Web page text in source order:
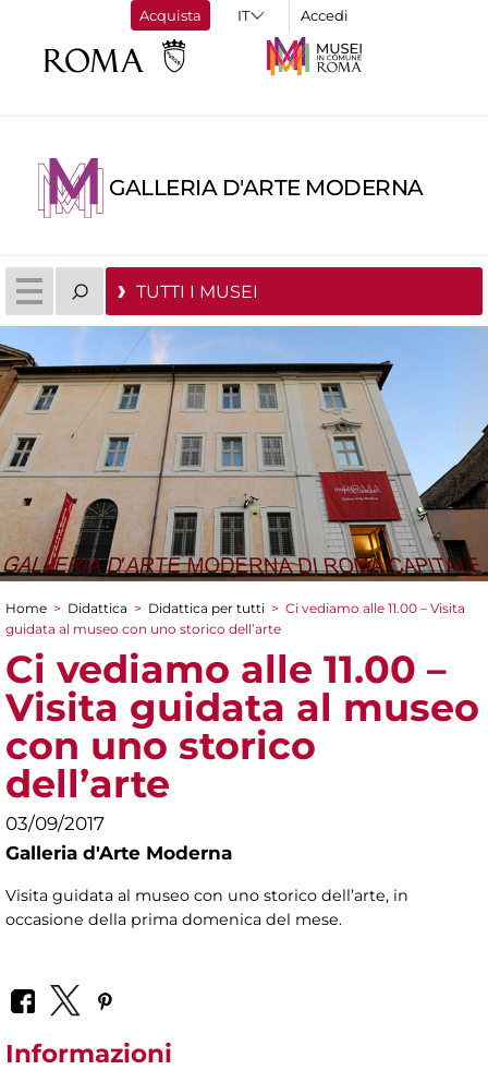
Acquista Accedi
GALLERIA D'ARTE MODERNA
TUTTI I MUSEI
Tu sei qui
Home > Didattica > Didattica per tutti > Ci vediamo alle 11.00 – Visita
guidata al museo con uno storico dell’arte
Ci vediamo alle 11.00 –
Visita guidata al museo
con uno storico
dell’arte
03/09/2017
Galleria d'Arte Moderna
Visita guidata al museo con uno storico dell’arte, in
occasione della prima domenica del mese.
Informazioni